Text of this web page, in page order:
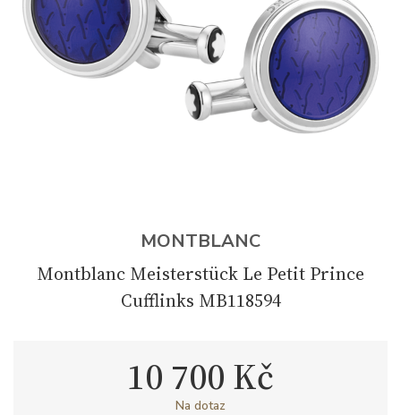
MONTBLANC
Montblanc Meisterstück Le Petit Prince
Cufflinks MB118594
10 700 Kč
Na dotaz